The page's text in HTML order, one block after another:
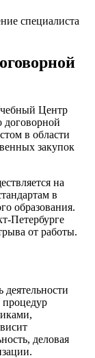
специалиста
Центр
договорной
в области
закупок
на
в
образования.
Петербурге
от работы.
деятельности
деловая